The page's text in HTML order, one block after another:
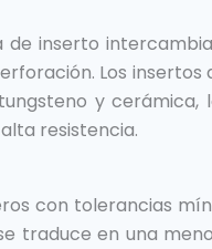
de inserto
Los insertos
y cerámica,
resistencia.
con tolerancias
traduce en una